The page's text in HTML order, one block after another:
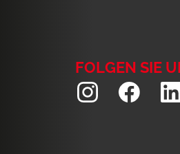
FOLGEN SIE